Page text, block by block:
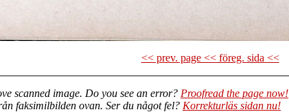
<< prev. page << föreg. sida <<
scanned image. Do you see an error? Proofread the page now!
faksimilbilden ovan. Ser du något fel? Korrekturläs sidan nu!